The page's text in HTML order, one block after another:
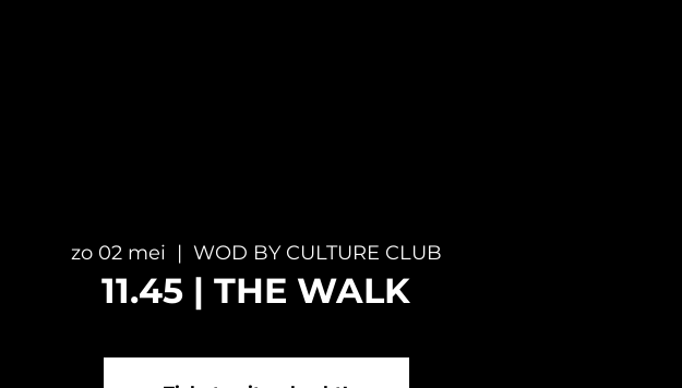
zo 02 mei
  |
WOD BY CULTURE CLUB
11.45 | THE WALK